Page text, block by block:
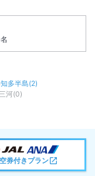
知多半島(2)
河(0)
券付きプラン